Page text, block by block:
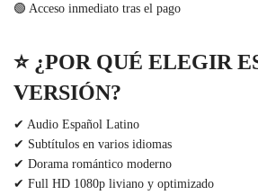
🟢 Acceso inmediato tras el pago
⭐ ¿POR QUÉ ELEGIR
VERSIÓN?
✔ Audio Español Latino
✔ Subtítulos en varios idiomas
✔ Dorama romántico moderno
✔ Full HD 1080p liviano y optimizado